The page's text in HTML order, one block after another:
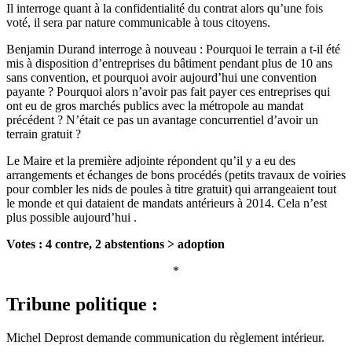
Il interroge quant à la confidentialité du contrat alors qu’une fois
voté, il sera par nature communicable à tous citoyens.
Benjamin Durand interroge à nouveau : Pourquoi le terrain a t-il été
mis à disposition d’entreprises du bâtiment pendant plus de 10 ans
sans convention, et pourquoi avoir aujourd’hui une convention
payante ? Pourquoi alors n’avoir pas fait payer ces entreprises qui
ont eu de gros marchés publics avec la métropole au mandat
précédent ? N’était ce pas un avantage concurrentiel d’avoir un
terrain gratuit ?
Le Maire et la première adjointe répondent qu’il y a eu des
arrangements et échanges de bons procédés (petits travaux de voiries
pour combler les nids de poules à titre gratuit) qui arrangeaient tout
le monde et qui dataient de mandats antérieurs à 2014. Cela n’est
plus possible aujourd’hui .
Votes : 4 contre, 2 abstentions > adoption
*
Tribune politique :
Michel Deprost demande communication du règlement intérieur.